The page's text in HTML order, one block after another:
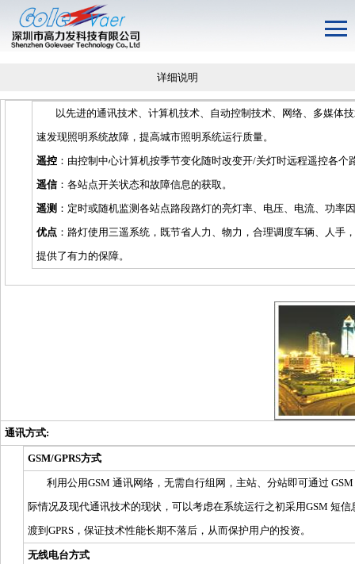
详细说明
以先进的通讯技术、计算机技术、自动控制技术、网络、多媒体
速发现照明系统故障，提高城市照明系统运行质量。
遥控：由控制中心计算机按季节变化随时改变开/关灯时远程遥控各
遥信：各站点开关状态和故障信息的获取。
遥测 ：定时或随机监测各站点路段路灯的亮灯率、电压、电流、功率
优点：路灯使用三遥系统，既节省人力、物力，合理调度车辆、人手
提供了有力的保障。
通讯方式:
GSM/GPRS方式
利用公用GSM 通讯网络，无需自行组网，主站、分站即可通过 GSM
际情况及现代通讯技术的现状，可以考虑在系统运行之初采用GSM 短
渡到GPRS，保证技术性能长期不落后，从而保护用户的投资。
无线电台方式